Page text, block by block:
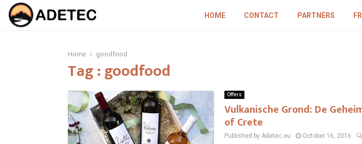
HOME CONTACT PARTNERS
Home goodfood
Tag : goodfood
Offers
Vulkanische Grond: De
of Crete
Published by Adetec.eu October 16, 2016